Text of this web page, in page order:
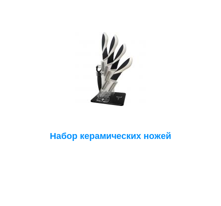
Набор керамических ножей